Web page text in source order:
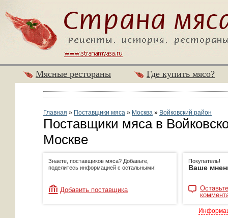
Мясные рестораны Где купить мясо?
Главная » Поставщики мяса » Москва » Войковский район
Поставщики мяса в
Москве
Знаете, поставщиков мяса? Добавьте,
поделитесь информацией с остальными!
Добавить поставщика
Покупатель!
Ваше